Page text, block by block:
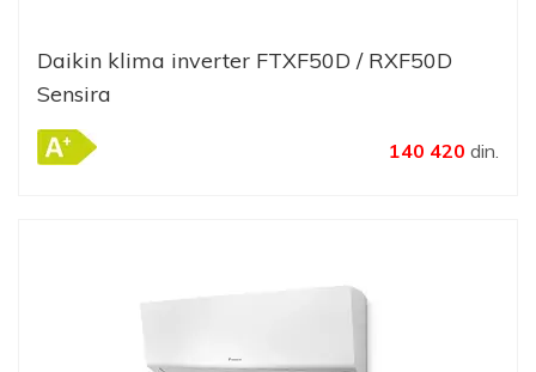
Daikin klima inverter FTXF50D / RXF50D
Sensira
140 420 din.